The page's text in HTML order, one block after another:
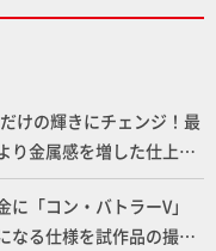
けの輝きにチェンジ！最
り金属感を増した仕上が
に「コン・バトラーV」
なる仕様を試作品の撮り